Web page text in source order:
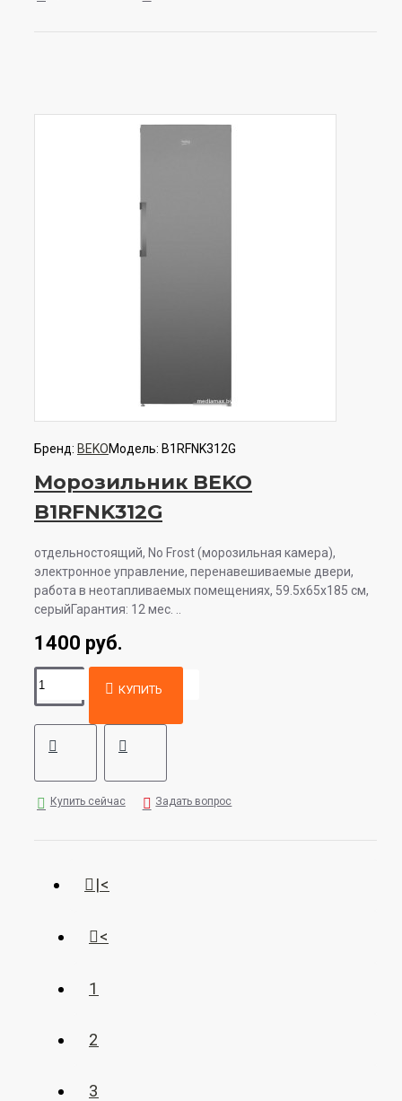
Бренд: BEKOМодель: B1RFNK312G
Морозильник BEKO
B1RFNK312G
отдельностоящий, No Frost (морозильная камера),
электронное управление, перенавешиваемые двери,
работа в неотапливаемых помещениях, 59.5x65x185 см,
серыйГарантия: 12 мес. ..
1400 руб.
КУПИТЬ
Купить сейчас Задать вопрос
|<
<
1
2
3